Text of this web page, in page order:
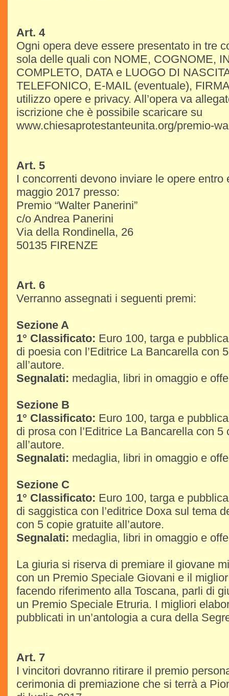
Art. 4
Ogni opera deve essere presentato in tre
sola delle quali con NOME, COGNOME,
COMPLETO, DATA e LUOGO DI
TELEFONICO, E-MAIL (eventuale),
utilizzo opere e privacy. All’opera va
iscrizione che è possibile scaricare su
www.chiesaprotestanteunita.org/premio-
Art. 5
I concorrenti devono inviare le opere entro
maggio 2017 presso:
Premio “Walter Panerini”
c/o Andrea Panerini
Via della Rondinella, 26
50135 FIRENZE
Art. 6
Verranno assegnati i seguenti premi:
Sezione A
1° Classificato: Euro 100, targa e
di poesia con l’Editrice La Bancarella con
all’autore.
Segnalati: medaglia, libri in omaggio e
Sezione B
1° Classificato: Euro 100, targa e
di prosa con l’Editrice La Bancarella con 5
all’autore.
Segnalati: medaglia, libri in omaggio e
Sezione C
1° Classificato: Euro 100, targa e
di saggistica con l’editrice Doxa sul tema
con 5 copie gratuite all’autore.
Segnalati: medaglia, libri in omaggio e
La giuria si riserva di premiare il giovane
con un Premio Speciale Giovani e il
facendo riferimento alla Toscana, parli di
un Premio Speciale Etruria. I migliori
pubblicati in un’antologia a cura della
Art. 7
I vincitori dovranno ritirare il premio
cerimonia di premiazione che si terrà a